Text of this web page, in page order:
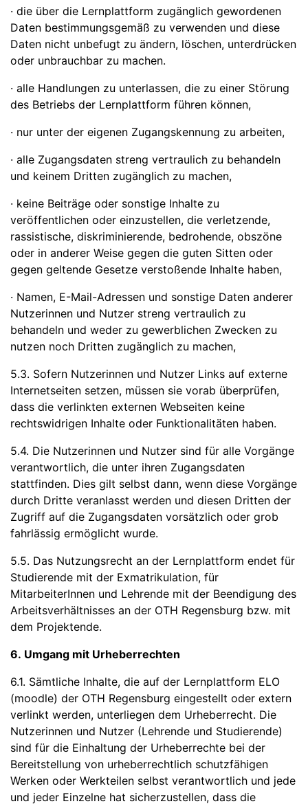
· die über die Lernplattform zugänglich gewordenen
Daten bestimmungsgemäß zu verwenden und diese
Daten nicht unbefugt zu ändern, löschen, unterdrücken
oder unbrauchbar zu machen.
· alle Handlungen zu unterlassen, die zu einer Störung
des Betriebs der Lernplattform führen können,
· nur unter der eigenen Zugangskennung zu arbeiten,
· alle Zugangsdaten streng vertraulich zu behandeln
und keinem Dritten zugänglich zu machen,
· keine Beiträge oder sonstige Inhalte zu
veröffentlichen oder einzustellen, die verletzende,
rassistische, diskriminierende, bedrohende, obszöne
oder in anderer Weise gegen die guten Sitten oder
gegen geltende Gesetze verstoßende Inhalte haben,
· Namen, E-Mail-Adressen und sonstige Daten anderer
Nutzerinnen und Nutzer streng vertraulich zu
behandeln und weder zu gewerblichen Zwecken zu
nutzen noch Dritten zugänglich zu machen,
5.3. Sofern Nutzerinnen und Nutzer Links auf externe
Internetseiten setzen, müssen sie vorab überprüfen,
dass die verlinkten externen Webseiten keine
rechtswidrigen Inhalte oder Funktionalitäten haben.
5.4. Die Nutzerinnen und Nutzer sind für alle Vorgänge
verantwortlich, die unter ihren Zugangsdaten
stattfinden. Dies gilt selbst dann, wenn diese Vorgänge
durch Dritte veranlasst werden und diesen Dritten der
Zugriff auf die Zugangsdaten vorsätzlich oder grob
fahrlässig ermöglicht wurde.
5.5. Das Nutzungsrecht an der Lernplattform endet für
Studierende mit der Exmatrikulation, für
MitarbeiterInnen und Lehrende mit der Beendigung des
Arbeitsverhältnisses an der OTH Regensburg bzw. mit
dem Projektende.
6. Umgang mit Urheberrechten
6.1. Sämtliche Inhalte, die auf der Lernplattform ELO
(moodle) der OTH Regensburg eingestellt oder extern
verlinkt werden, unterliegen dem Urheberrecht. Die
Nutzerinnen und Nutzer (Lehrende und Studierende)
sind für die Einhaltung der Urheberrechte bei der
Bereitstellung von urheberrechtlich schutzfähigen
Werken oder Werkteilen selbst verantwortlich und jede
und jeder Einzelne hat sicherzustellen, dass die